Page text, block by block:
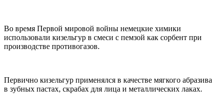
Во время Первой мировой войны немецкие химики
использовали кизельгур в смеси с пемзой как сорбент при
производстве противогазов.
Первично кизельгур применялся в качестве мягкого абразива
в зубных пастах, скрабах для лица и металлических лаках.